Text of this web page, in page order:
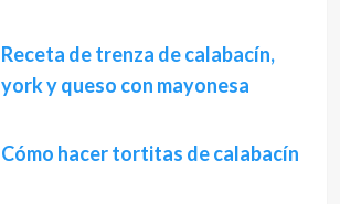
Receta de trenza de calabacín,
york y queso con mayonesa
Cómo hacer tortitas de calabacín